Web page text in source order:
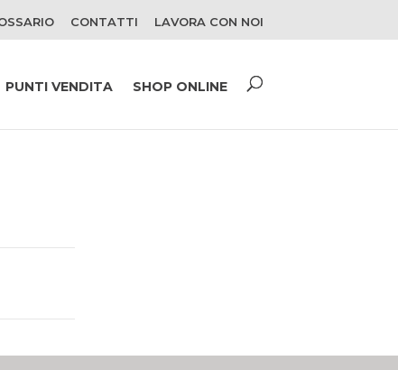
CONTATTI LAVORA CON NOI
PUNTI VENDITA SHOP ONLINE